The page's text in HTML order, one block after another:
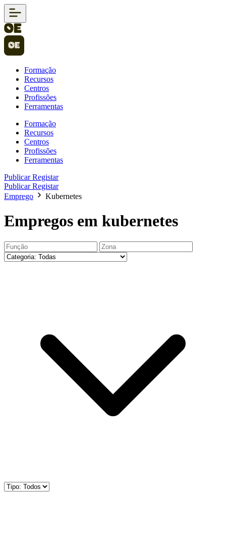
Formação
Recursos
Centros
Profissões
Ferramentas
Formação
Recursos
Centros
Profissões
Ferramentas
PublicarRegistar
PublicarRegistar
Emprego
Kubernetes
Empregos em kubernetes